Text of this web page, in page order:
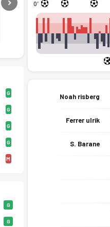
Next
G
G
G
G
M
G
G
0'
Noah risberg
Ferrer ulrik
S. Barane